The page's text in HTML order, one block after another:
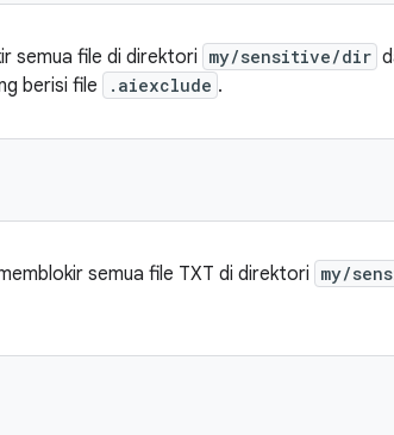
semua file di direktori my/sensitive/dir
berisi file
.aiexclude .
semua file TXT di direktori my/